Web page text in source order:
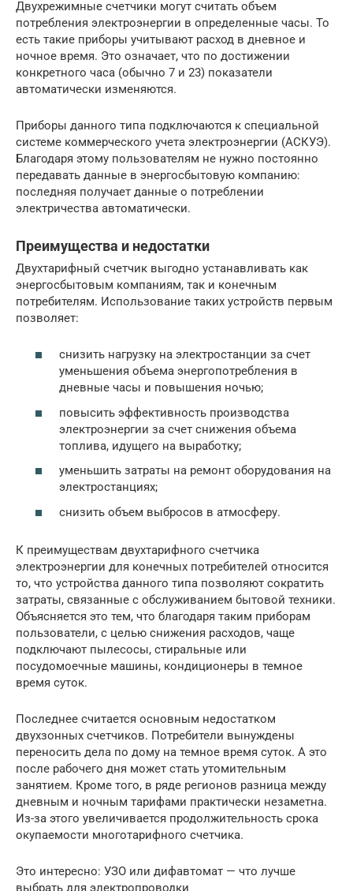
Двухрежимные счетчики могут считать объем
потребления электроэнергии в определенные часы. То
есть такие приборы учитывают расход в дневное и
ночное время. Это означает, что по достижении
конкретного часа (обычно 7 и 23) показатели
автоматически изменяются.
Приборы данного типа подключаются к специальной
системе коммерческого учета электроэнергии (АСКУЭ).
Благодаря этому пользователям не нужно постоянно
передавать данные в энергосбытовую компанию:
последняя получает данные о потреблении
электричества автоматически.
Преимущества и недостатки
Двухтарифный счетчик выгодно устанавливать как
энергосбытовым компаниям, так и конечным
потребителям. Использование таких устройств первым
позволяет:
снизить нагрузку на электростанции за счет
уменьшения объема энергопотребления в
дневные часы и повышения ночью;
повысить эффективность производства
электроэнергии за счет снижения объема
топлива, идущего на выработку;
уменьшить затраты на ремонт оборудования на
электростанциях;
снизить объем выбросов в атмосферу.
К преимуществам двухтарифного счетчика
электроэнергии для конечных потребителей относится
то, что устройства данного типа позволяют сократить
затраты, связанные с обслуживанием бытовой техники.
Объясняется это тем, что благодаря таким приборам
пользователи, с целью снижения расходов, чаще
подключают пылесосы, стиральные или
посудомоечные машины, кондиционеры в темное
время суток.
Последнее считается основным недостатком
двухзонных счетчиков. Потребители вынуждены
переносить дела по дому на темное время суток. А это
после рабочего дня может стать утомительным
занятием. Кроме того, в ряде регионов разница между
дневным и ночным тарифами практически незаметна.
Из-за этого увеличивается продолжительность срока
окупаемости многотарифного счетчика.
Это интересно: УЗО или дифавтомат — что лучше
выбрать для электропроводки